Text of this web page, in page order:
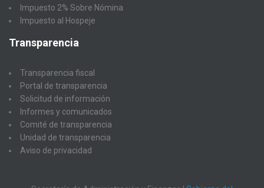
Impuesto 2% Sobre Nómina
Impuesto al Hospeje
Transparencia
Transparencia fiscal
Portal de transparencia
Solicitud de información
Informes y comunicados
Comité de transparencia
Unidad de transparencia
Aviso de privacidad